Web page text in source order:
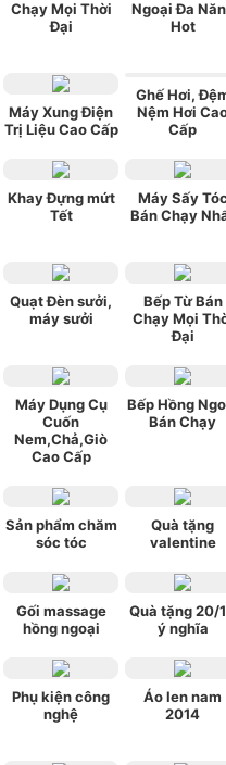
Chạy Mọi Thời
Đại
Ngoại Đa
Hot
Máy Xung Điện
Trị Liệu Cao Cấp
Ghế Hơi,
Nệm Hơi
Cấp
Khay Đựng mứt
Tết
Máy Sấy Tóc
Bán Chạy
Quạt Đèn sưởi,
máy sưởi
Bếp Từ Bán
Chạy Mọi
Đại
Máy Dụng Cụ
Cuốn
Nem,Chả,Giò
Cao Cấp
Bếp Hồng
Bán Chạy
Sản phẩm chăm
sóc tóc
Quà tặng
valentine
Gối massage
hồng ngoại
Quà tặng 20/
ý nghĩa
Phụ kiện công
nghệ
Áo len nam
2014